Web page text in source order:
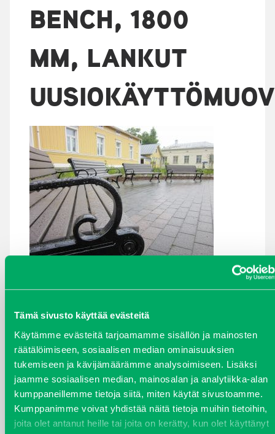
Tämä sivusto käyttää evästeitä
Käytämme evästeitä tarjoamamme sisällön ja mainosten
räätälöimiseen, sosiaalisen median ominaisuuksien
tukemiseen ja kävijämäärämme analysoimiseen. Lisäksi
jaamme sosiaalisen median, mainosalan ja analytiikka-alan
kumppaneillemme tietoja siitä, miten käytät sivustoamme.
Kumppanimme voivat yhdistää näitä tietoja muihin tietoihin,
joita olet antanut heille tai joita on kerätty, kun olet käyttänyt
BENCH, 1800
MM, LANKUT
maaliskuu 2026
elokuu 2024
syyskuu 2023
joulukuu 2022